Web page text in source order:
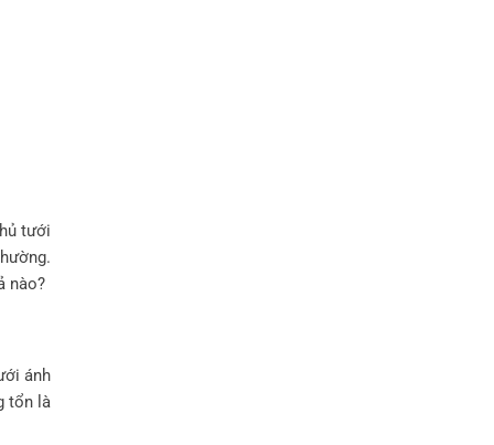
tưới
nào?
ánh
tổn là